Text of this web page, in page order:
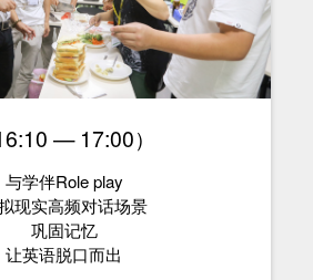
9:00 — 12:00）
美式小班课堂
夯实英语基础
以情景对话为中心
强化语言运用能力